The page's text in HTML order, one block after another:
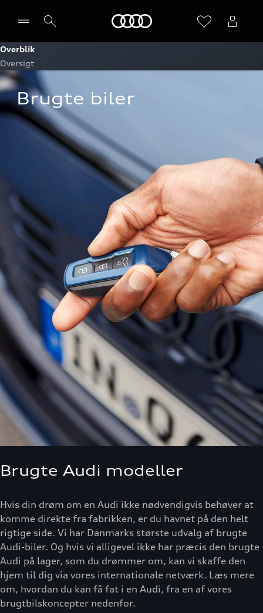
Vælg forhandler
Overblik
Oversigt
Brugte biler
Brugte Audi modeller
Hvis din drøm om en Audi ikke nødvendigvis behøver at
komme direkte fra fabrikken, er du havnet på den helt
rigtige side. Vi har Danmarks største udvalg af brugte
Audi-biler. Og hvis vi alligevel ikke har præcis den brugte
Audi på lager, som du drømmer om, kan vi skaffe den
hjem til dig via vores internationale netværk. Læs mere
om, hvordan du kan få fat i en Audi, fra en af vores
brugtbilskoncepter nedenfor.